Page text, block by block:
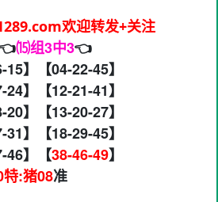
欢迎转发+关注
⒂组3中3👈
15】【04-22-45】
24】【12-21-41】
20】【13-20-27】
31】【18-29-45】
46】【38-46-49】
:猪08准